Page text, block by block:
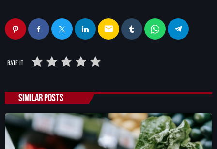
email
RATE IT
SIMILAR POSTS